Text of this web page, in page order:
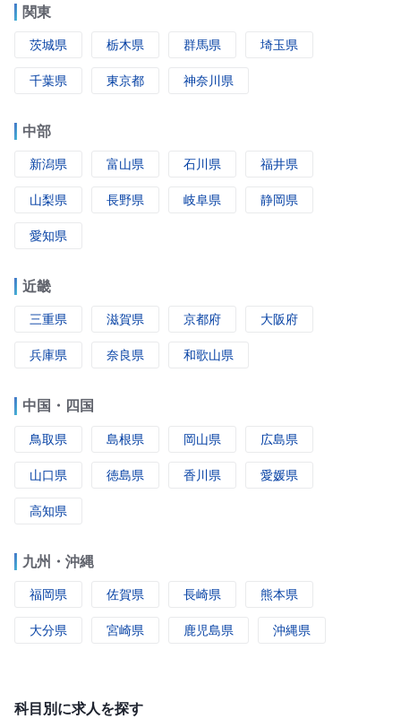
関東
茨城県 栃木県 群馬県 埼玉県
千葉県 東京都 神奈川県
中部
新潟県 富山県 石川県 福井県
山梨県 長野県 岐阜県 静岡県
愛知県
近畿
三重県 滋賀県 京都府 大阪府
兵庫県 奈良県 和歌山県
中国・四国
鳥取県 島根県 岡山県 広島県
山口県 徳島県 香川県 愛媛県
高知県
九州・沖縄
福岡県 佐賀県 長崎県 熊本県
大分県 宮崎県 鹿児島県 沖縄県
科目別に求人を探す